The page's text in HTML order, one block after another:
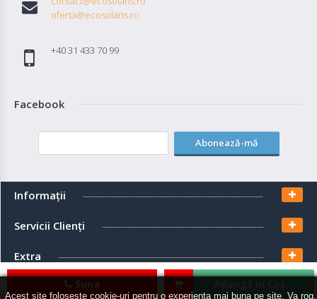
Acest site foloseste cookie-uri pentru o experienta mai buna pe site. Va rog,
Suna
oferta@ecosolaris.ro
+40 31 433 70 99
Facebook
Abonează-mă
Informaţii
Servicii Clienţi
Extra
Contul meu